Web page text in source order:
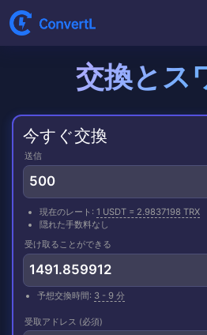
交換とス
今すぐ交換
送信
現在のレート: 1 USDT = 2.9837198 TRX
隠れた手数料なし
受け取ることができる
予想交換時間: 3 - 9 分
受取アドレス (必須)